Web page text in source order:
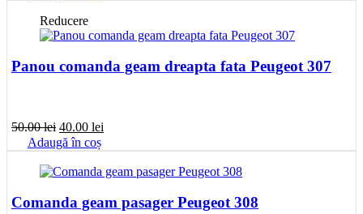
Reducere
Panou comanda geam dreapta fata Peugeot 307
50.00lei Prețul
inițial
a
fost:
40.00 lei
este:
40.00 lei.
Adaugă în coș
Comanda geam pasager Peugeot 308